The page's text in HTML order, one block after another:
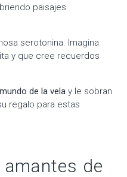
paisajes
serotonina. Imagina
y que cree recuerdos
de la vela y le sobran
regalo para estas
de